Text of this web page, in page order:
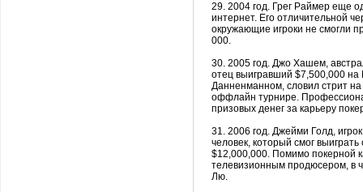
29. 2004 год. Грег Раймер еще
интернет. Его отличительной
окружающие игроки не смогли
000.
30. 2005 год. Джо Хашем,
отец выигравший $7,500,000 на
Данненманном, словил стрит на
оффлайн турнире.
призовых денег за карьеру
31. 2006 год. Джейми Голд,
человек, который смог
$12,000,000. Помимо покерной
телевизионным продюсером, в
Лю.